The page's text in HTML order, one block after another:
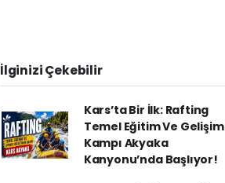
İlginizi Çekebilir
Kars’ta Bir İlk: Rafting
Temel Eğitim Ve Gelişim
Kampı Akyaka
Kanyonu’nda Başlıyor!